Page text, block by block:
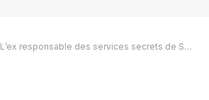
L’ex responsable des services secrets de Shékoutouréyah, Jean Dougo Guilavogui à la barre jeudi